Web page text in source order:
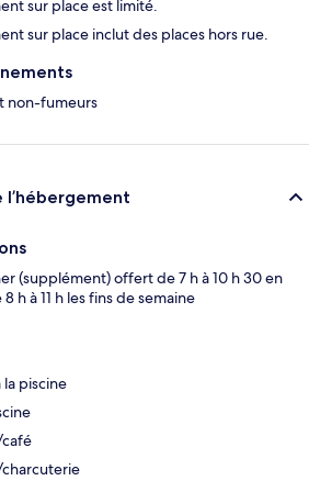
sur place est limité.
sur place inclut des places hors rue.
non-fumeurs
l’hébergement
(supplément) offert de 7 h à 10 h 30 en
h à 11 h les fins de semaine
la piscine